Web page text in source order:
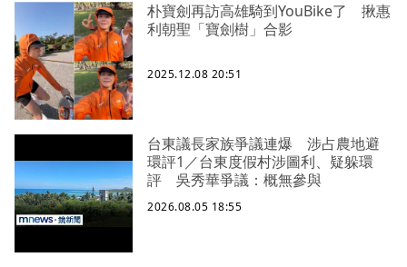
朴寶劍再訪高雄騎到YouBike了 揪惠
利朝聖「寶劍樹」合影
2025.12.08 20:51
台東議長家族爭議連爆 涉占農地避
環評1／台東度假村涉圖利、疑躲環
評 吳秀華爭議：概無參與
2026.08.05 18:55